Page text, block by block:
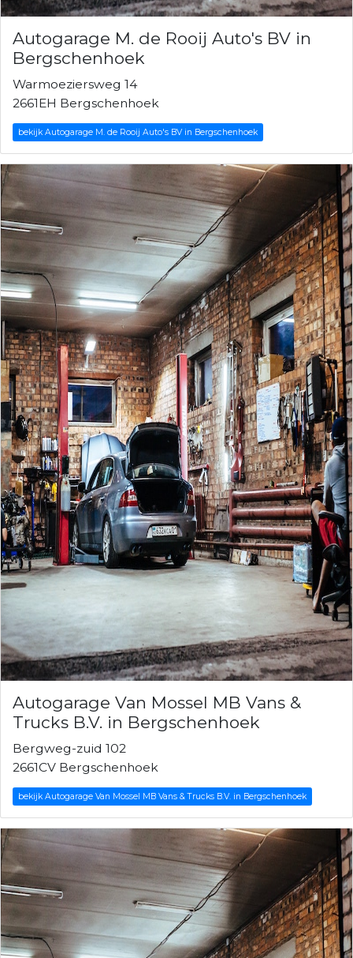
Autogarage M. de Rooij Auto's BV in
Bergschenhoek
Warmoeziersweg 14
2661EH Bergschenhoek
bekijk Autogarage M. de Rooij Auto's BV in Bergschenhoek
Autogarage Van Mossel MB Vans &
Trucks B.V. in Bergschenhoek
Bergweg-zuid 102
2661CV Bergschenhoek
bekijk Autogarage Van Mossel MB Vans & Trucks B.V. in Bergschenhoek